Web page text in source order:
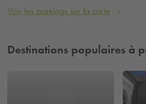
Voir les parkings sur la carte
Destinations populaires à